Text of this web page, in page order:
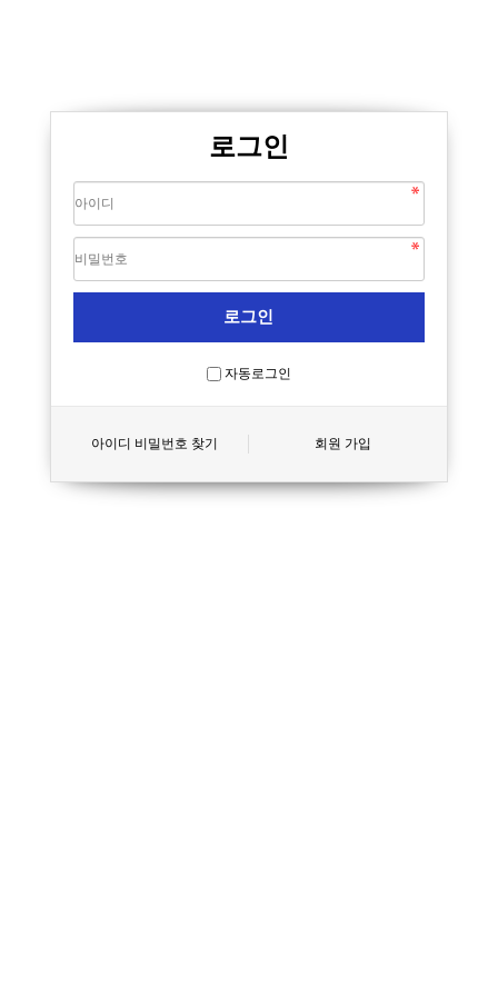
로그인
자동로그인
아이디 비밀번호 찾기 회원 가입